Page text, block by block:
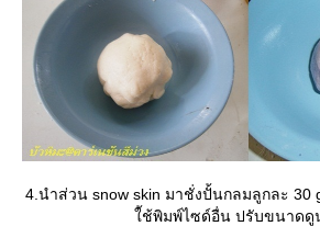
4.นำส่วน snow skin มาชั่งปั้นกลมลูกละ 30
ช้พิมพ์ไซด์อื่น ปรับขนาดดู